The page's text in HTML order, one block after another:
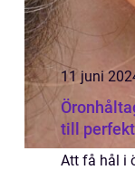
11 juni
till
Att få hål i